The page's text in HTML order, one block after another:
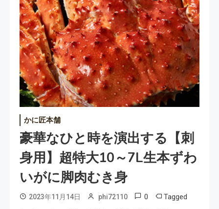
かに匠本舗
豪華なひと時を演出する【刺
身用】超特大10～7L生本ずわ
いがに脚肉むき身
2023年11月14日 phi72110 0 Tagged